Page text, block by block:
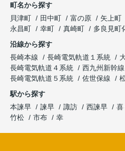
町名から探す
貝津町
田中町 富の原 矢上町
永昌町
幸町 真崎町
多良見町
沿線から探す
長崎本線
長崎電気軌道１系統
長崎電気軌道４系統
西九州新幹線
長崎電気軌道５系統
佐世保線
駅から探す
本諫早
諫早 諏訪 西諫早 喜
竹松
市布 幸